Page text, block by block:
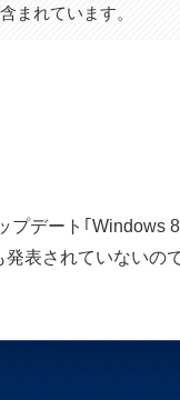
まれています。
プデート｢Windows
表されていないの